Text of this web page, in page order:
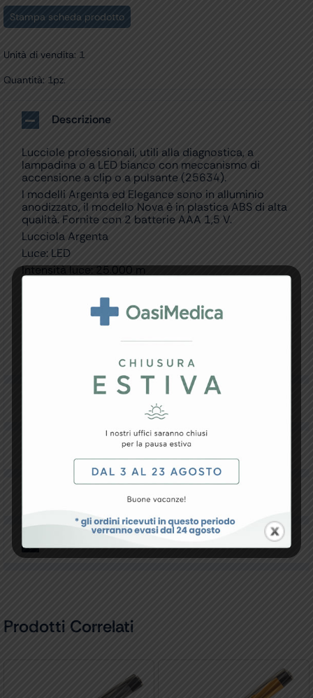
Stampa scheda prodotto
Unità di vendita: 1
Quantità: 1pz.
Descrizione
Lucciole professionali, utili alla diagnostica, a
lampadina o a LED bianco con meccanismo di
accensione a clip o a pulsante (25634).
I modelli Argenta ed Elegance sono in alluminio
anodizzato, il modello Nova è in plastica ABS di alta
qualità. Fornite con 2 batterie AAA 1,5 V.
Lucciola Argenta
Luce: LED
Intensità luce: 25.000 m
Fornita con le batterie: 2 x AAA
Sistema di accensione: CLIP taschino
Specifiche Tecniche
Resi e Garanzia
Prodotti Correlati